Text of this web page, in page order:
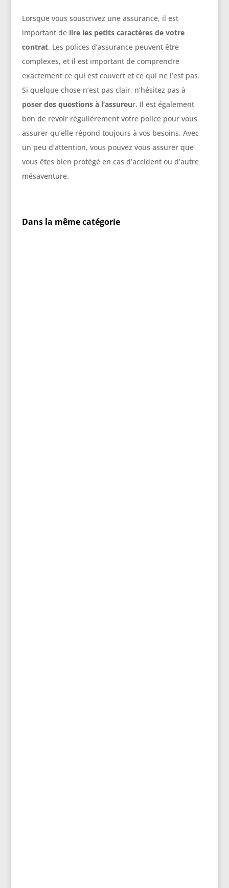
Lorsque vous souscrivez une assurance, il est
important de lire les petits caractères de votre
contrat. Les polices d’assurance peuvent être
complexes, et il est important de comprendre
exactement ce qui est couvert et ce qui ne l’est pas.
Si quelque chose n’est pas clair, n’hésitez pas à
poser des questions à l’assureur. Il est également
bon de revoir régulièrement votre police pour vous
assurer qu’elle répond toujours à vos besoins. Avec
un peu d’attention, vous pouvez vous assurer que
vous êtes bien protégé en cas d’accident ou d’autre
mésaventure.
Dans la même catégorie